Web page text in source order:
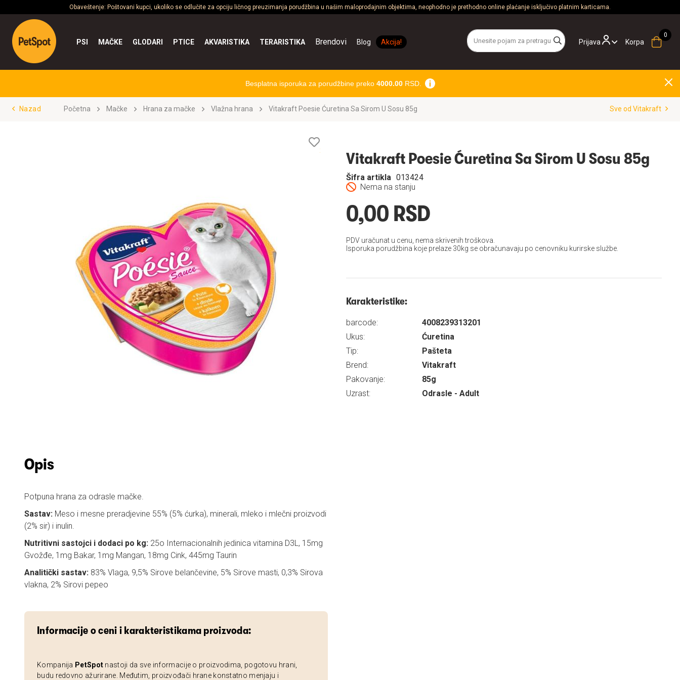
Obaveštenje: Poštovani kupci, ukoliko se odlučite za opciju ličnog preuzimanja porudžbina u našim maloprodajnim objektima, neophodno je prethodno online plaćanje isključivo platnim karticama.
Prijava
PSI MAČKE GLODARI PTICE AKVARISTIKA TERARISTIKA Brendovi Blog Akcija! Korpa
Besplatna isporuka za porudžbine preko 4000.00RSD.
Nazad Početna Mačke Hrana za mačke Vlažna hrana Vitakraft Poesie Ćuretina Sa Sirom U Sosu 85g Sve od Vitakraft
Opis
Potpuna hrana za odrasle mačke.
Sastav: Meso i mesne preradjevine 55% (5% ćurka), minerali, mleko i mlečni proizvodi
(2% sir) i inulin.
Nutritivni sastojci i dodaci po kg: 25o Internacionalnih jedinica vitamina D3L, 15mg
Gvožđe, 1mg Bakar, 1mg Mangan, 18mg Cink, 445mg Taurin
Analitički sastav: 83% Vlaga, 9,5% Sirove belančevine, 5% Sirove masti, 0,3% Sirova
vlakna, 2% Sirovi pepeo
Informacije o ceni i karakteristikama proizvoda:
Kompanija PetSpot nastoji da sve informacije o proizvodima, pogotovu hrani,
budu redovno ažurirane. Međutim, proizvođači hrane konstatno menjaju i
želja
Vitakraft Poesie Ćuretina Sa Sirom U Sosu 85g
Nema na stanju
Šifra artikla 013424
0,00 RSD
PDV uračunat u cenu, nema skrivenih troškova.
Isporuka porudžbina koje prelaze 30kg se obračunavaju po cenovniku kurirske službe.
Karakteristike:
barcode:
4008239313201
Ukus:
Ćuretina
Tip:
Pašteta
Brend:
Vitakraft
Pakovanje:
85g
Uzrast:
Odrasle - Adult